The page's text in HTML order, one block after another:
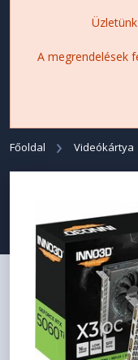
A megrendelések
Főoldal Videókártya